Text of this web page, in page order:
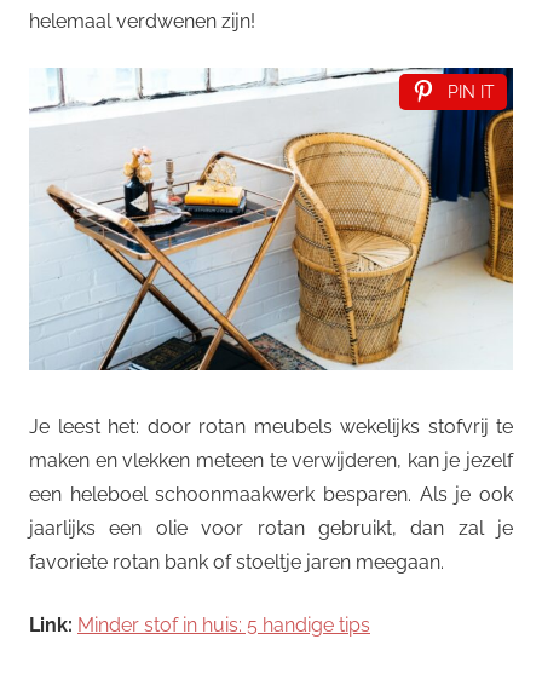
helemaal verdwenen zijn!
PIN IT
Je leest het: door rotan meubels wekelijks stofvrij te
maken en vlekken meteen te verwijderen, kan je jezelf
een heleboel schoonmaakwerk besparen. Als je ook
jaarlijks een olie voor rotan gebruikt, dan zal je
favoriete rotan bank of stoeltje jaren meegaan.
Link: Minder stof in huis: 5 handige tips